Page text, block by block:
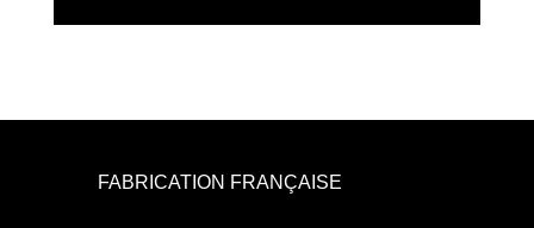
FABRICATION FRANÇAISE